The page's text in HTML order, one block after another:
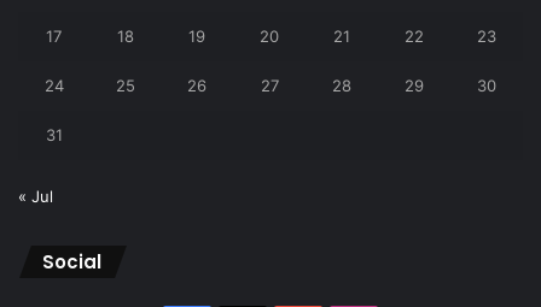
17 18 19 20 21 22 23
24 25 26 27 28 29 30
31
« Jul
Social